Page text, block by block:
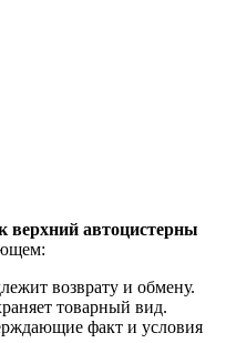
автоцистерны
возврату и обмену.
товарный вид.
факт и условия